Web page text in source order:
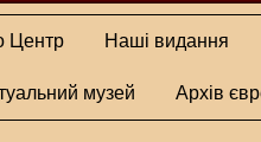
Центр Наші видання
музей Архів